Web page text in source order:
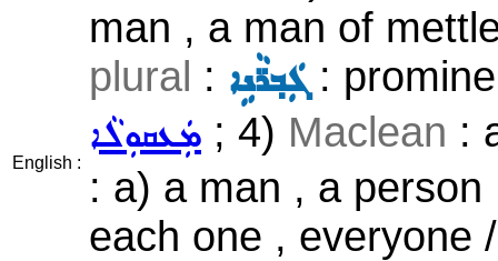
English :
man , a man of
plural : ܓܲܒ݂ܪ̈ܵܢܹܐ:
ܡܲܥܩܘܼܠܵܐ ; 4) Maclean :
: a) a man , a
each one , everyone